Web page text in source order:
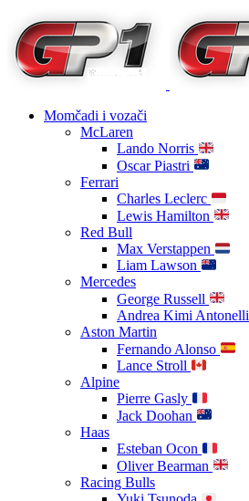
Momčadi i vozači
McLaren
Lando Norris
Oscar Piastri
Ferrari
Charles Leclerc
Lewis Hamilton
Red Bull
Max Verstappen
Liam Lawson
Mercedes
George Russell
Andrea Kimi Antonelli
Aston Martin
Fernando Alonso
Lance Stroll
Alpine
Pierre Gasly
Jack Doohan
Haas
Esteban Ocon
Oliver Bearman
Racing Bulls